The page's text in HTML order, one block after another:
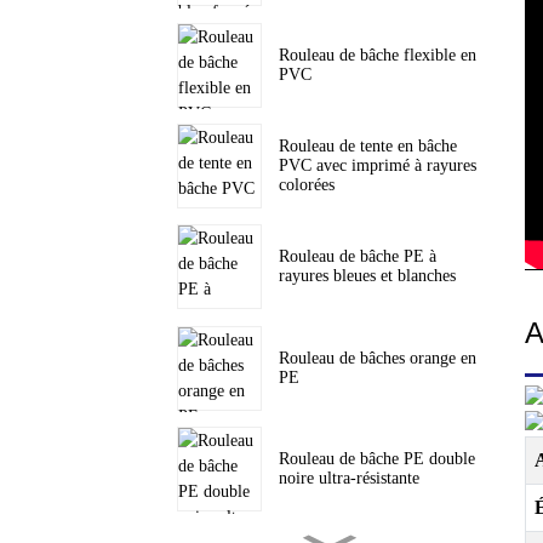
Rouleau de bâche flexible en
PVC
Rouleau de tente en bâche
PVC avec imprimé à rayures
colorées
Rouleau de bâche PE à
rayures bleues et blanches
Rouleau de bâches orange en
PE
Rouleau de bâche PE double
noire ultra-résistante